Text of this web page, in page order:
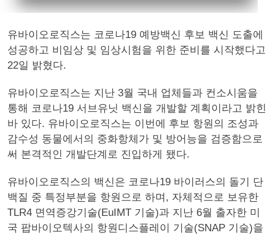
유바이오로직스는 코로나19 예방백신 후보 백신 도출에
성공하고 비임상 및 임상시험을 위한 준비를 시작했다고
22일 밝혔다.
유바이오로직스는 지난 3월 국내 업체들과 컨소시움을
통해 코로나19 서브유닛 백신을 개발할 계획이라고 밝힌
바 있다. 유바이오로직스는 이번에 후보 항원의 조성과
감수성 동물에서의 중화항체가 및 방어능을 검증함으로
써 본격적인 개발단계로 진입하게 됐다.
유바이오로직스의 백신은 코로나19 바이러스의 돌기 단
백질 중 특정부분을 항원으로 하며, 자체적으로 보유한
TLR4 면역증강기술(EuIMT 기술)과 지난 6월 출자한 미
국 팝바이오텍사의 항원디스플레이 기술(SNAP 기술)을